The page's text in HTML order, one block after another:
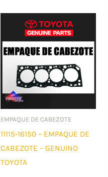
EMPAQUE DE CABEZOTE
11115-16150 – EMPAQUE DE
CABEZOTE – GENUINO
TOYOTA